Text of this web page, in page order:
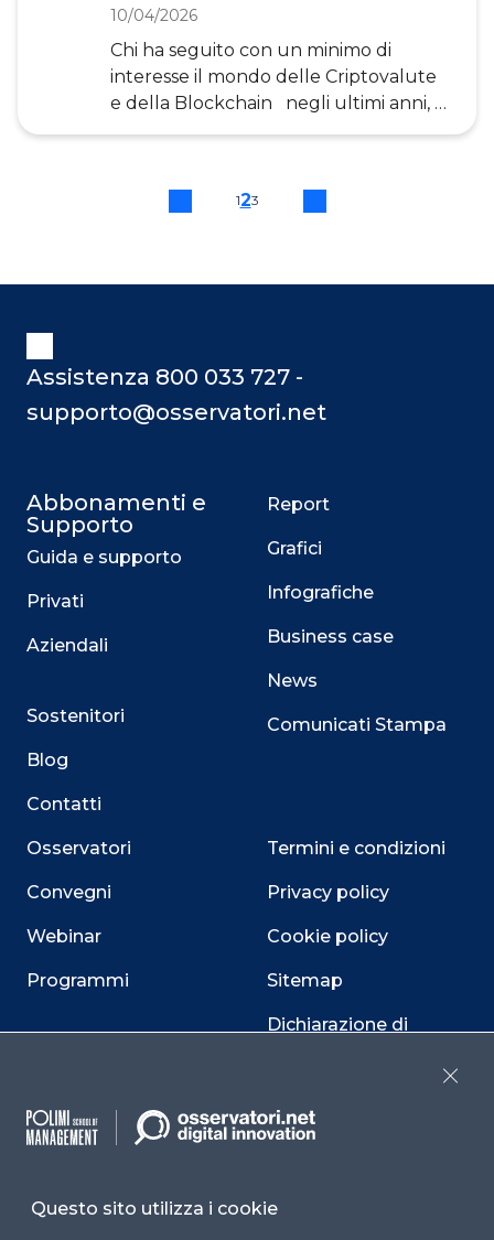
scambiamo informazioni. Ma qual è il
meccanismo alla base di questo
protocollo? Quali le proprietà più
innovative d
10/04/2026
Chi ha seguito con un minimo di
interesse il mondo delle Criptovalute
e della Blockchain negli ultimi anni, si
è accorto che di fianco alle
estremamente volatile. L’andamento
rappresenta una delle principali
questa volatilità è quello degli
123
Assistenza 800 033 727 -
supporto@osservatori.net
Abbonamenti e
Supporto
Guida e supporto
Privati
Aziendali
Sostenitori
Blog
Contatti
Osservatori
Convegni
Webinar
Programmi
Report
Grafici
Infografiche
Business case
News
Comunicati Stampa
Termini e condizioni
Privacy policy
Cookie policy
Sitemap
Dichiarazione di
Facebook LinkedIn
Questo sito utilizza i cookie